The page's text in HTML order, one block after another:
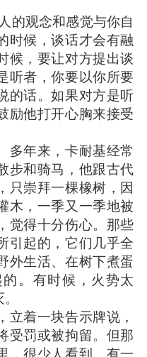
观念和感觉与你自
时候，谈话才会有融
候，要让对方提出谈
听者，你要以你所要
的话。如果对方是听
励他打开心胸来接受
年来，卡耐基经常
步和骑马，他跟古代
只崇拜一棵橡树，因
木，一季又一季地被
觉得十分伤心。那些
引起的，它们几乎全
外生活、在树下煮蛋
。有时候，火势太
着一块告示牌说，
受罚或被拘留。但那
，很少人看到。有一